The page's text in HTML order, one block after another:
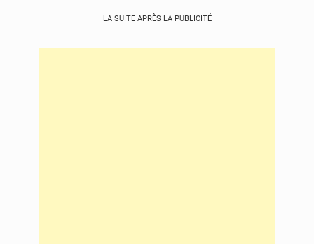
LA SUITE APRÈS LA PUBLICITÉ